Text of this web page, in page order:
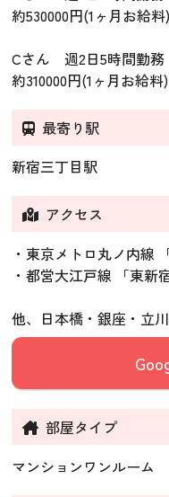
約530000円(1ヶ月お給料)
Cさん 週2日5時間勤務
約310000円(1ヶ月お給料)
最寄り駅
新宿三丁目駅
アクセス
・東京メトロ丸ノ内線
・都営大江戸線 「東新
他、日本橋・銀座・立
部屋タイプ
マンションワンルーム